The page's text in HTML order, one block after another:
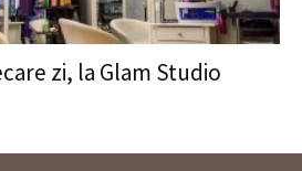
zi, la Glam Studio